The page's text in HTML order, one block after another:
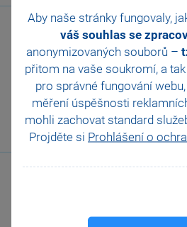
Aby naše stránky fungovaly,
váš souhlas se
anonymizovaných souborů –
přitom na vaše soukromí, a
pro správné fungování
měření úspěšnosti
mohli zachovat standard
Projděte si Prohlášení o
Zavolejte
567 112